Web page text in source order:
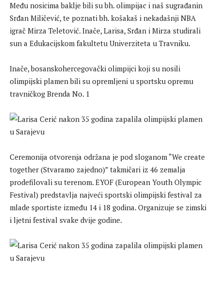
Među nosicima baklje bili su bh. olimpijac i naš sugrađanin
Srđan Miličević, te poznati bh. košakaš i nekadašnji NBA
igrač Mirza Teletović. Inače, Larisa, Srđan i Mirza studirali
sun a Edukacijskom fakultetu Univerziteta u Travniku.
Inače, bosanskohercegovački olimpijci koji su nosili
olimpijski plamen bili su opremljeni u sportsku opremu
travničkog Brenda No. 1
Ceremonija otvorenja održana je pod sloganom “We create
together (Stvaramo zajedno)” takmičari iz 46 zemalja
prodefilovali su terenom. EYOF (European Youth Olympic
Festival) predstavlja najveći sportski olimpijski festival za
mlade sportiste između 14 i 18 godina. Organizuje se zimski
i ljetni festival svake dvije godine.